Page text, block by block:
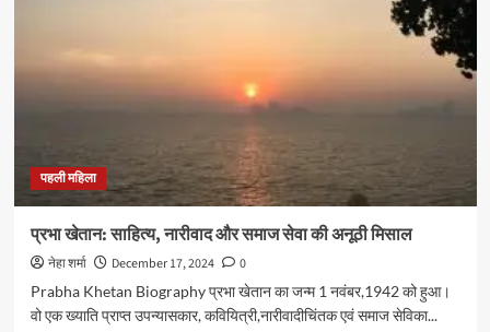
की
अनकही
पहली महिला
प्रभा खेतान: साहित्य, नारीवाद और समाज सेवा की अनूठी मिसाल
नेहा शर्मा December 17, 2024
0
Prabha Khetan Biography प्रभा खेतान का जन्म 1 नवंबर,1942 को हुआ।
वो एक ख्याति प्राप्त उपन्यासकार, कवियित्री,नारीवादीचिंतक एवं समाज सेविका...